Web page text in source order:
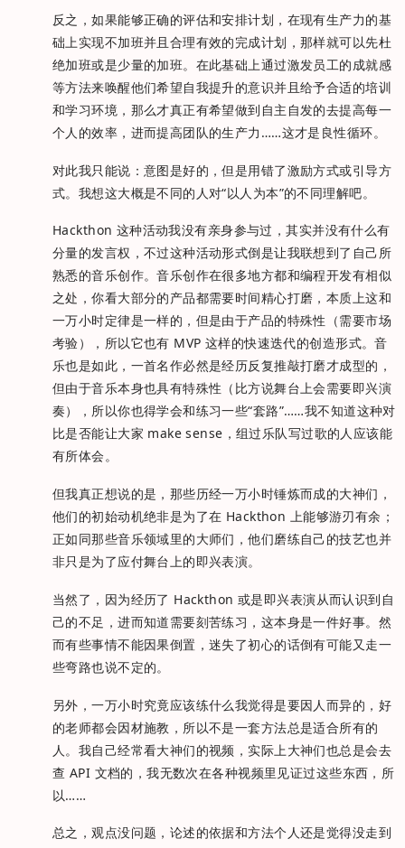
反之，如果能够正确的评估和安排计划，在现有生产力的基
础上实现不加班并且合理有效的完成计划，那样就可以先杜
绝加班或是少量的加班。在此基础上通过激发员工的成就感
等方法来唤醒他们希望自我提升的意识并且给予合适的培训
和学习环境，那么才真正有希望做到自主自发的去提高每一
个人的效率，进而提高团队的生产力……这才是良性循环。
对此我只能说：意图是好的，但是用错了激励方式或引导方
式。我想这大概是不同的人对“以人为本”的不同理解吧。
Hackthon 这种活动我没有亲身参与过，其实并没有什么有
分量的发言权，不过这种活动形式倒是让我联想到了自己所
熟悉的音乐创作。音乐创作在很多地方都和编程开发有相似
之处，你看大部分的产品都需要时间精心打磨，本质上这和
一万小时定律是一样的，但是由于产品的特殊性（需要市场
考验），所以它也有 MVP 这样的快速迭代的创造形式。音
乐也是如此，一首名作必然是经历反复推敲打磨才成型的，
但由于音乐本身也具有特殊性（比方说舞台上会需要即兴演
奏），所以你也得学会和练习一些“套路”……我不知道这种对
比是否能让大家 make sense，组过乐队写过歌的人应该能
有所体会。
但我真正想说的是，那些历经一万小时锤炼而成的大神们，
他们的初始动机绝非是为了在 Hackthon 上能够游刃有余；
正如同那些音乐领域里的大师们，他们磨练自己的技艺也并
非只是为了应付舞台上的即兴表演。
当然了，因为经历了 Hackthon 或是即兴表演从而认识到自
己的不足，进而知道需要刻苦练习，这本身是一件好事。然
而有些事情不能因果倒置，迷失了初心的话倒有可能又走一
些弯路也说不定的。
另外，一万小时究竟应该练什么我觉得是要因人而异的，好
的老师都会因材施教，所以不是一套方法总是适合所有的
人。我自己经常看大神们的视频，实际上大神们也总是会去
查 API 文档的，我无数次在各种视频里见证过这些东西，所
以……
总之，观点没问题，论述的依据和方法个人还是觉得没走到